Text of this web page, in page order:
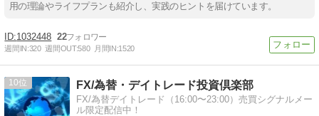
用の理論やライフプランも紹介し、実践のヒントを届けています。
1032448 22
週間IN:320 週間OUT:580 月間IN:1520
10 FX/為替・デイトレード投資倶楽部
FX/為替デイトレード（16:00〜23:00）売買シグナルメー
ル限定配信中！